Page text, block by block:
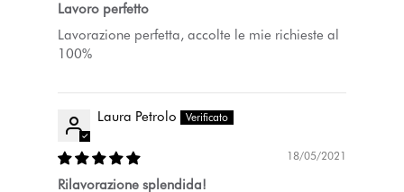
Lavoro perfetto
Lavorazione perfetta, accolte le mie richieste al
100%
Laura Petrolo
18/05/2021
Rilavorazione splendida!